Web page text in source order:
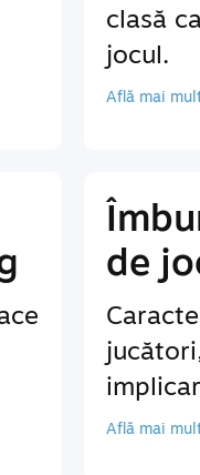
clasă
jocul.
Află mai
de
Află mai